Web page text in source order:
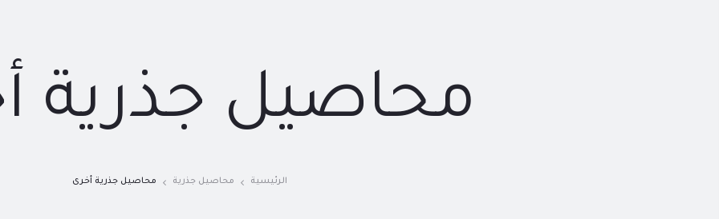
محاصيل جذرية
الرئيسية محاصيل جذرية محاصيل جذرية أخرى